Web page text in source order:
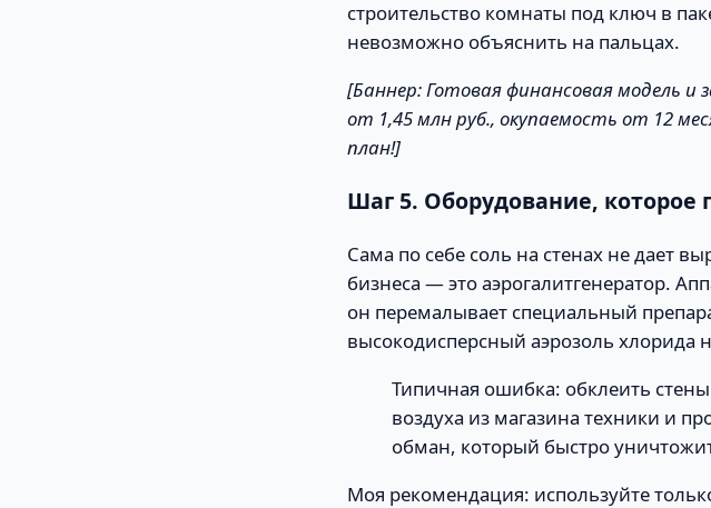
строительство комнаты под ключ в
невозможно объяснить на пальцах.
[Баннер: Готовая финансовая модель и
от 1,45 млн руб., окупаемость от 12
план!]
Шаг 5. Оборудование, которое
Сама по себе соль на стенах не дает
бизнеса — это аэрогалитгенератор.
он перемалывает специальный
высокодисперсный аэрозоль хлорида
Типичная ошибка: обклеить
воздуха из магазина техники и
обман, который быстро
Моя рекомендация: используйте